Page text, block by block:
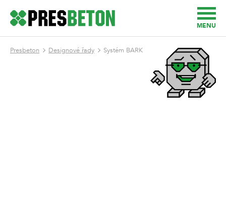
MENU
Presbeton Designové řady Systém BARK